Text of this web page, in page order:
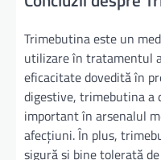
Trimebutina este un
utilizare în tratamentul
eficacitate dovedită în
digestive, trimebutina
important în arsenalul
afecțiuni. În plus,
sigură și bine tolerată